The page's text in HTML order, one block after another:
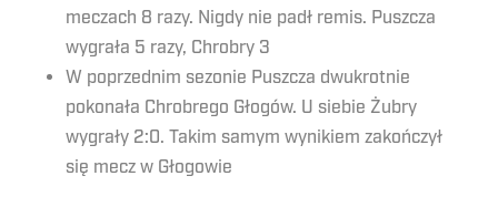
meczach 8 razy. Nigdy nie padł remis. Puszcza
wygrała 5 razy, Chrobry 3
W poprzednim sezonie Puszcza dwukrotnie
pokonała Chrobrego Głogów. U siebie Żubry
wygrały 2:0. Takim samym wynikiem zakończył
się mecz w Głogowie